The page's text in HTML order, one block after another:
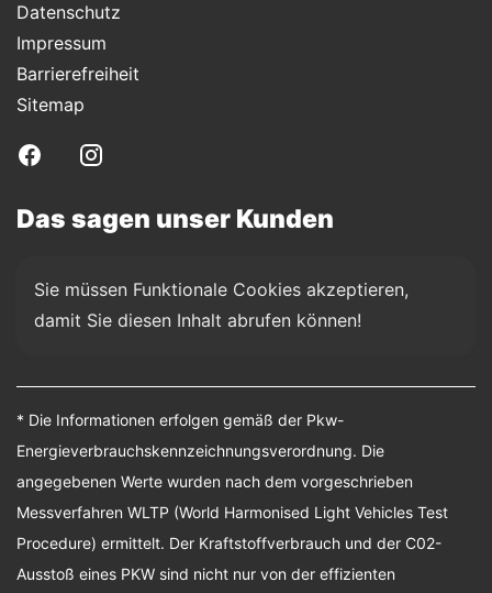
Datenschutz
Impressum
Barrierefreiheit
Sitemap
Das sagen unser Kunden
Sie müssen Funktionale Cookies akzeptieren,
damit Sie diesen Inhalt abrufen können!
* Die Informationen erfolgen gemäß der Pkw-
Energieverbrauchskennzeichnungsverordnung. Die
angegebenen Werte wurden nach dem vorgeschrieben
Messverfahren WLTP (World Harmonised Light Vehicles Test
Procedure) ermittelt. Der Kraftstoffverbrauch und der C02-
Ausstoß eines PKW sind nicht nur von der effizienten